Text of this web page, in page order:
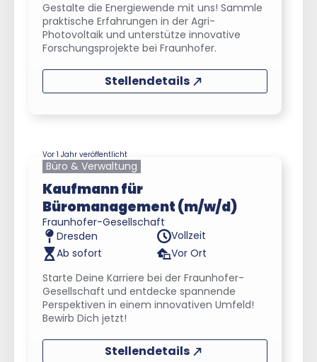
Gestalte die Energiewende mit uns! Sammle
praktische Erfahrungen in der Agri-
Photovoltaik und unterstütze innovative
Forschungsprojekte bei Fraunhofer.
Stellendetails
Vor 1 Jahr veröffentlicht
Büro & Verwaltung
Kaufmann für
Büromanagement (m/w/d)
Fraunhofer-Gesellschaft
Dresden
Vollzeit
Ab sofort
Vor Ort
Starte Deine Karriere bei der Fraunhofer-
Gesellschaft und entdecke spannende
Perspektiven in einem innovativen Umfeld!
Bewirb Dich jetzt!
Stellendetails